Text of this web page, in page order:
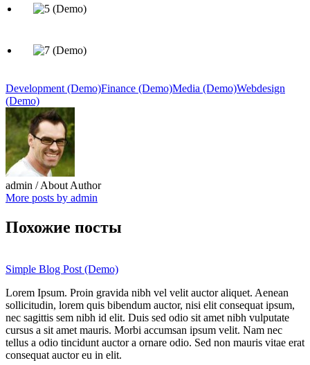
Development (Demo)Finance (Demo)Media (Demo)Webdesign
(Demo)
admin / About Author
More posts by admin
Похожие посты
Simple Blog Post (Demo)
Lorem Ipsum. Proin gravida nibh vel velit auctor aliquet. Aenean
sollicitudin, lorem quis bibendum auctor, nisi elit consequat ipsum,
nec sagittis sem nibh id elit. Duis sed odio sit amet nibh vulputate
cursus a sit amet mauris. Morbi accumsan ipsum velit. Nam nec
tellus a odio tincidunt auctor a ornare odio. Sed non mauris vitae erat
consequat auctor eu in elit.